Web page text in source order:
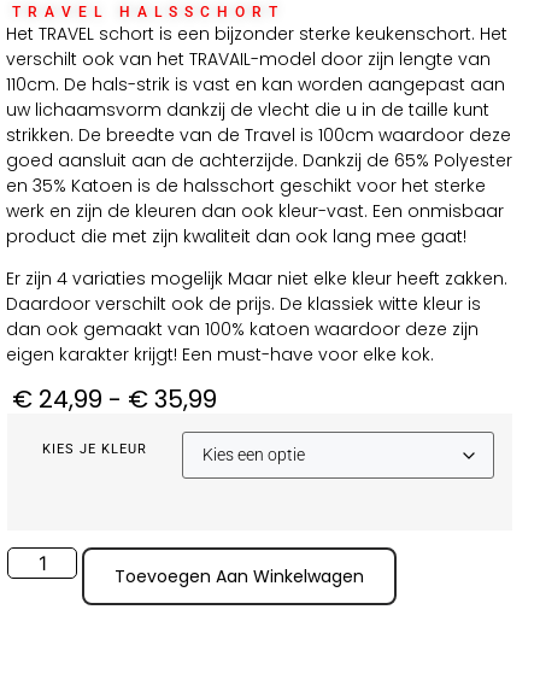
TRAVEL HALSSCHORT
Het TRAVEL schort is een bijzonder sterke keukenschort. Het
verschilt ook van het TRAVAIL-model door zijn lengte van
110cm. De hals-strik is vast en kan worden aangepast aan
uw lichaamsvorm dankzij de vlecht die u in de taille kunt
strikken. De breedte van de Travel is 100cm waardoor deze
goed aansluit aan de achterzijde. Dankzij de 65% Polyester
en 35% Katoen is de halsschort geschikt voor het sterke
werk en zijn de kleuren dan ook kleur-vast. Een onmisbaar
product die met zijn kwaliteit dan ook lang mee gaat!
Er zijn 4 variaties mogelijk Maar niet elke kleur heeft zakken.
Daardoor verschilt ook de prijs. De klassiek witte kleur is
dan ook gemaakt van 100% katoen waardoor deze zijn
eigen karakter krijgt! Een must-have voor elke kok.
€ 24,99 - €35,99
KIES JE KLEUR
Toevoegen Aan Winkelwagen